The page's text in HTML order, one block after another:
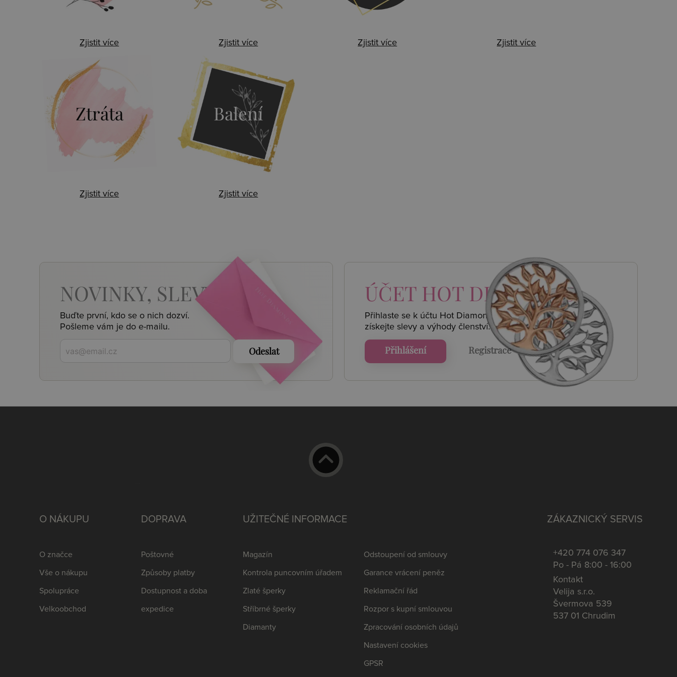
Zjistit více Zjistit více Zjistit více Zjistit více
Ztráta
Zjistit více
Balení
Zjistit více
NOVINKY, SLEVY, AKCE
Buďte první, kdo se o nich dozví.
Pošleme vám je do e-mailu.
Odeslat
ÚČET HOT DIAMONDS
Přihlaste se k účtu Hot Diamonds a
získejte slevy a výhody členství.
Přihlášení Registrace
ZÁKAZNICKÝ SERVIS
+420 774 076 347
Po - Pá 8:00 - 16:00
Kontakt
Velija s.r.o.
Švermova 539
537 01 Chrudim
O NÁKUPU
O značce
Vše o nákupu
Spolupráce
Velkoobchod
DOPRAVA
Poštovné
Způsoby platby
Dostupnost a doba
expedice
UŽITEČNÉ INFORMACE
Magazín
Kontrola puncovním úřadem
Zlaté šperky
Stříbrné šperky
Diamanty
Odstoupení od smlouvy
Garance vrácení peněz
Reklamační řád
Rozpor s kupní smlouvou
Zpracování osobních údajů
Nastavení cookies
GPSR